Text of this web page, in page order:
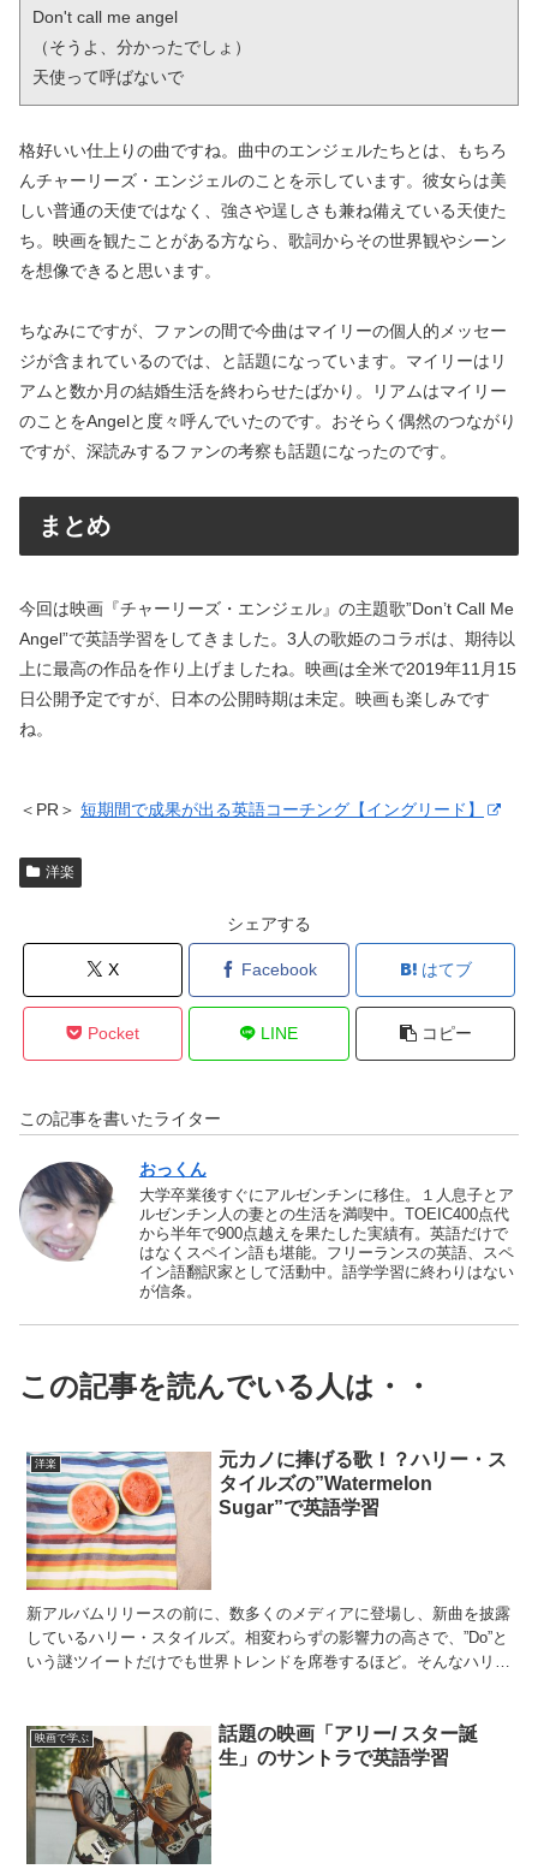
Don't call me angel
（そうよ、分かったでしょ）
天使って呼ばないで
格好いい仕上りの曲ですね。曲中のエンジェルたちとは、もちろ
んチャーリーズ・エンジェルのことを示しています。彼女らは美
しい普通の天使ではなく、強さや逞しさも兼ね備えている天使た
ち。映画を観たことがある方なら、歌詞からその世界観やシーン
を想像できると思います。
ちなみにですが、ファンの間で今曲はマイリーの個人的メッセー
ジが含まれているのでは、と話題になっています。マイリーはリ
アムと数か月の結婚生活を終わらせたばかり。リアムはマイリー
のことをAngelと度々呼んでいたのです。おそらく偶然のつながり
ですが、深読みするファンの考察も話題になったのです。
まとめ
今回は映画『チャーリーズ・エンジェル』の主題歌”Don’t Call Me
Angel”で英語学習をしてきました。3人の歌姫のコラボは、期待以
上に最高の作品を作り上げましたね。映画は全米で2019年11月15
日公開予定ですが、日本の公開時期は未定。映画も楽しみです
ね。
＜PR＞ 短期間で成果が出る英語コーチング【イングリード】
洋楽
シェアする
X Facebook はてブ
Pocket LINE コピー
この記事を書いたライター
おっくん
大学卒業後すぐにアルゼンチンに移住。１人息子とア
ルゼンチン人の妻との生活を満喫中。TOEIC400点代
から半年で900点越えを果たした実績有。英語だけで
はなくスペイン語も堪能。フリーランスの英語、スペ
イン語翻訳家として活動中。語学学習に終わりはない
が信条。
この記事を読んでいる人は・・
洋楽
元カノに捧げる歌！？ハリー・ス
タイルズの”Watermelon
Sugar”で英語学習
新アルバムリリースの前に、数多くのメディアに登場し、新曲を披露
しているハリー・スタイルズ。相変わらずの影響力の高さで、”Do”と
いう謎ツイートだけでも世界トレンドを席巻するほど。そんなハリ
映画で学ぶ
話題の映画「アリー/ スター誕
生」のサントラで英語学習